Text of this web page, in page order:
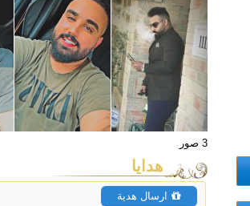
3 صور
هدايا
ارسال هدية